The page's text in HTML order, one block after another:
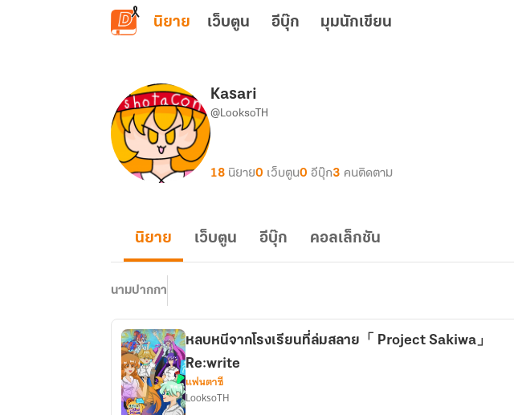
ข้ามไปยังเนื้อหาหลัก
นิยาย เว็บตูน อีบุ๊ก มุมนักเขียน
Kasari
@LooksoTH
18 นิยาย0 เว็บตูน0 อีบุ๊ก3 คนติดตาม
นิยาย เว็บตูน อีบุ๊ก คอลเล็กชัน
นามปากกา
หลบหนีจากโรงเรียนที่ล่มสลาย「 Project Sakiwa」
Re:write
แฟนตาซี
LooksoTH